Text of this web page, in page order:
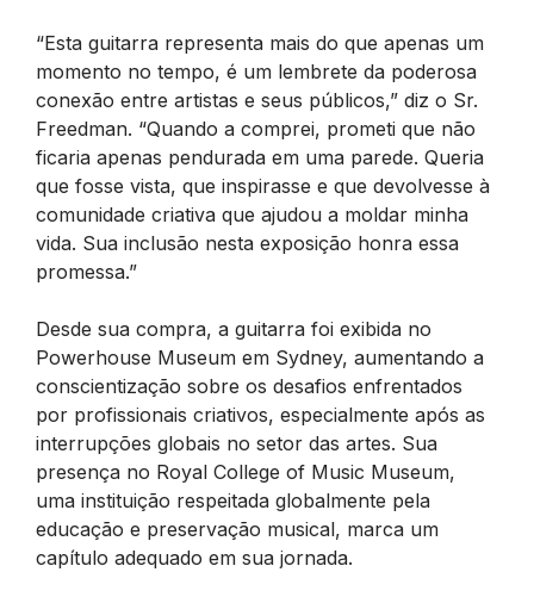
“Esta guitarra representa mais do que apenas um
momento no tempo, é um lembrete da poderosa
conexão entre artistas e seus públicos,” diz o Sr.
Freedman. “Quando a comprei, prometi que não
ficaria apenas pendurada em uma parede. Queria
que fosse vista, que inspirasse e que devolvesse à
comunidade criativa que ajudou a moldar minha
vida. Sua inclusão nesta exposição honra essa
promessa.”
Desde sua compra, a guitarra foi exibida no
Powerhouse Museum em Sydney, aumentando a
conscientização sobre os desafios enfrentados
por profissionais criativos, especialmente após as
interrupções globais no setor das artes. Sua
presença no Royal College of Music Museum,
uma instituição respeitada globalmente pela
educação e preservação musical, marca um
capítulo adequado em sua jornada.